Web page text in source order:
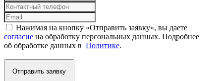
Нажимая на кнопку «Отправить заявку», вы даете
согласие на обработку персональных данных. Подробнее
об обработке данных в Политике.
Отправить заявку